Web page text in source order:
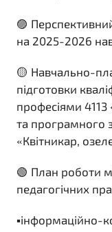
🟣
на 2025-2026
🟡 Навчально-
підготовки
професіями
та програмного
«Квітникар,
🟢 План роботи
педагогічних
▪️інформаційно-